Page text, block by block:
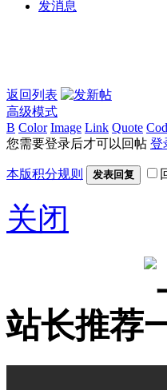
发消息
返回列表
高级模式
B Color Image Link Quote
您需要登录后才可以回帖 登
本版积分规则 发表回复
关闭
站长推荐